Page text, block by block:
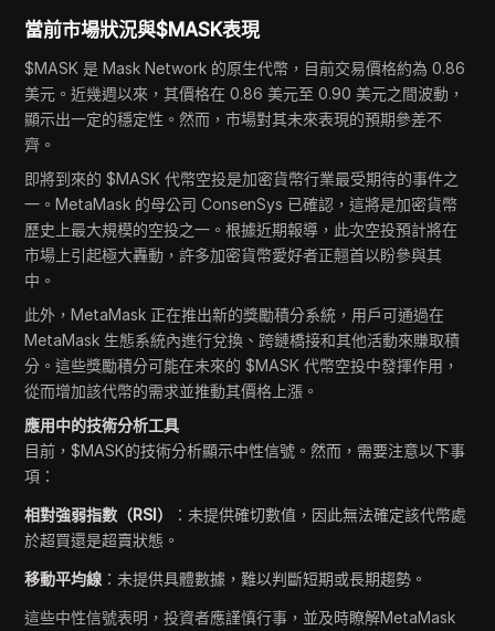
當前市場狀況與$MASK表現
$MASK 是 Mask Network 的原生代幣，目前交易價格約為 0.86
美元。近幾週以來，其價格在 0.86 美元至 0.90 美元之間波動，
顯示出一定的穩定性。然而，市場對其未來表現的預期參差不
齊。
即將到來的 $MASK 代幣空投是加密貨幣行業最受期待的事件之
一。MetaMask 的母公司 ConsenSys 已確認，這將是加密貨幣
歷史上最大規模的空投之一。根據近期報導，此次空投預計將在
市場上引起極大轟動，許多加密貨幣愛好者正翹首以盼參與其
中。
此外，MetaMask 正在推出新的獎勵積分系統，用戶可通過在
MetaMask 生態系統內進行兌換、跨鏈橋接和其他活動來賺取積
分。這些獎勵積分可能在未來的 $MASK 代幣空投中發揮作用，
從而增加該代幣的需求並推動其價格上漲。
應用中的技術分析工具
目前，$MASK的技術分析顯示中性信號。然而，需要注意以下事
項：
相對強弱指數（RSI）
：未提供確切數值，因此無法確定該代幣處
於超買還是超賣狀態。
移動平均線 ：未提供具體數據，難以判斷短期或長期趨勢。
這些中性信號表明，投資者應謹慎行事，並及時瞭解MetaMask